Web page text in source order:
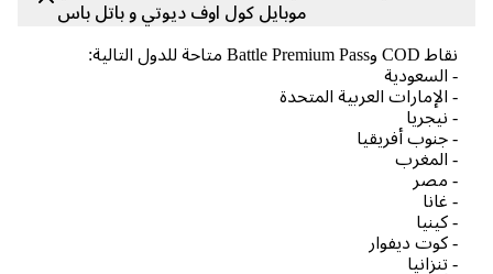
موبايل كول اوف ديوتي و باتل باس
العربية المتحدة
أفريقيا
مصر
ديفوار